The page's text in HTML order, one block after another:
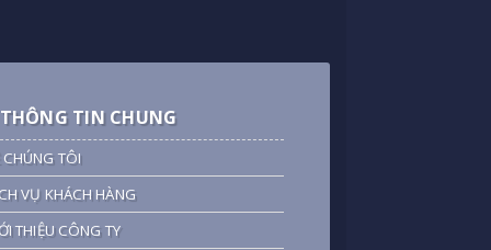
THÔNG TIN CHUNG
CHÚNG TÔI
VỤ KHÁCH HÀNG
THIỆU CÔNG TY